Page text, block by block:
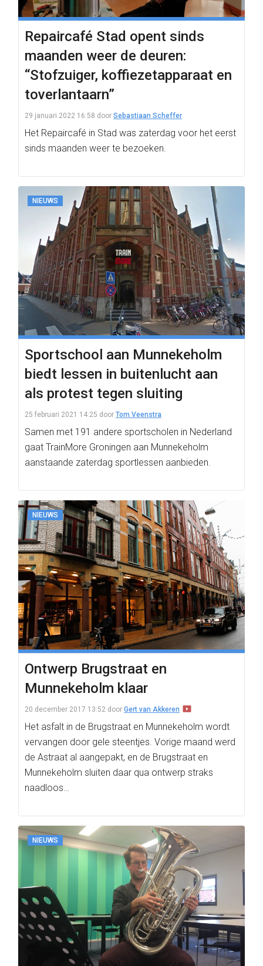
Repaircafé Stad opent sinds
maanden weer de deuren:
“Stofzuiger, koffiezetapparaat en
toverlantaarn”
29 januari 2022 16:58 door Sebastiaan Scheffer
Het Repaircafé in Stad was zaterdag voor het eerst
sinds maanden weer te bezoeken.
NIEUWS
Sportschool aan Munnekeholm
biedt lessen in buitenlucht aan
als protest tegen sluiting
25 februari 2021 14:25 door Tom Veenstra
Samen met 191 andere sportscholen in Nederland
gaat TrainMore Groningen aan Munnekeholm
aanstaande zaterdag sportlessen aanbieden.
NIEUWS
Ontwerp Brugstraat en
Munnekeholm klaar
20 december 2017 13:52 door Gert van Akkeren
Het asfalt in de Brugstraat en Munnekeholm wordt
vervangen door gele steentjes. Vorige maand werd
de Astraat al aangepakt, en de Brugstraat en
Munnekeholm sluiten daar qua ontwerp straks
naadloos…
NIEUWS